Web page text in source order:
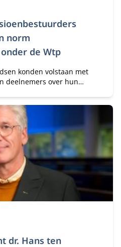
norm
de Wtp
konden volstaan met
deelnemers over hun
fondsen hun
en adequaat te
van pensioenkeuzes.
bij lang niet alle
zegt hoogleraar
Keuzebegeleiding Lisa
dr. Hans ten